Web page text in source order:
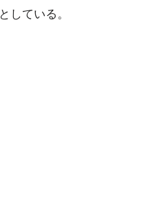
している。